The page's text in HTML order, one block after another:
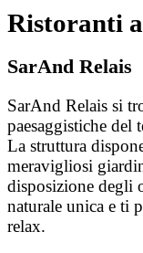
Ristoranti
SarAnd Relais
SarAnd Relais si
paesaggistiche del
La struttura
meravigliosi
disposizione degli
naturale unica e ti
relax.